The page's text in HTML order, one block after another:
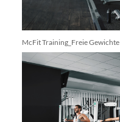
McFit Training_Freie Gewichte